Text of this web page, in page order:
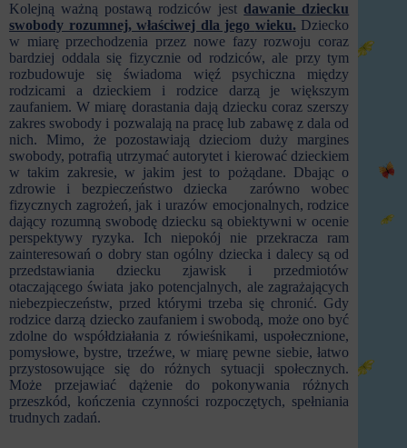
Kolejną ważną postawą rodziców jest dawanie dziecku
swobody rozumnej, właściwej dla jego wieku. Dziecko
w miarę przechodzenia przez nowe fazy rozwoju coraz
bardziej oddala się fizycznie od rodziców, ale przy tym
rozbudowuje się świadoma więź psychiczna między
rodzicami a dzieckiem i rodzice darzą je większym
zaufaniem. W miarę dorastania dają dziecku coraz szerszy
zakres swobody i pozwalają na pracę lub zabawę z dala od
nich. Mimo, że pozostawiają dzieciom duży margines
swobody, potrafią utrzymać autorytet i kierować dzieckiem
w takim zakresie, w jakim jest to pożądane. Dbając o
zdrowie i bezpieczeństwo dziecka zarówno wobec
fizycznych zagrożeń, jak i urazów emocjonalnych, rodzice
dający rozumną swobodę dziecku są obiektywni w ocenie
perspektywy ryzyka. Ich niepokój nie przekracza ram
zainteresowań o dobry stan ogólny dziecka i dalecy są od
przedstawiania dziecku zjawisk i przedmiotów
otaczającego świata jako potencjalnych, ale zagrażających
niebezpieczeństw, przed którymi trzeba się chronić. Gdy
rodzice darzą dziecko zaufaniem i swobodą, może ono być
zdolne do współdziałania z rówieśnikami, uspołecznione,
pomysłowe, bystre, trzeźwe, w miarę pewne siebie, łatwo
przystosowujące się do różnych sytuacji społecznych.
Może przejawiać dążenie do pokonywania różnych
przeszkód, kończenia czynności rozpoczętych, spełniania
trudnych zadań.